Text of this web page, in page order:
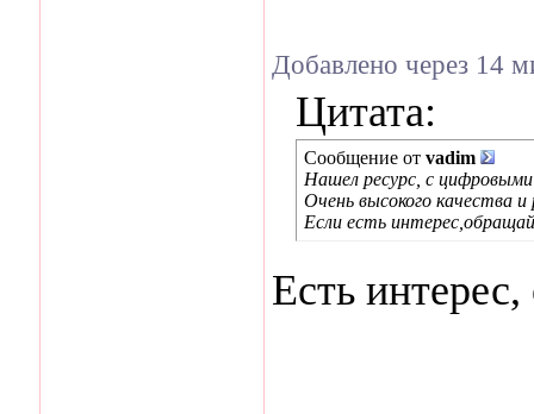
Добавлено через 14
Цитата:
Сообщение от vadim
Нашел ресурс, с
Очень высокого качества и
Если есть
Есть